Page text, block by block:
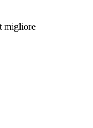
migliore